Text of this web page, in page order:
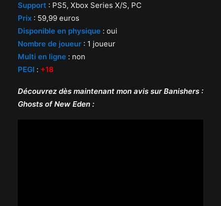
Support : PS5, Xbox Series X/S, PC
Prix : 59,99 euros
Disponible en physique : oui
Nombre de joueur : 1 joueur
Multi en ligne : non
PEGI : +18
Découvrez dès maintenant mon avis sur Banishers :
Ghosts of New Eden :